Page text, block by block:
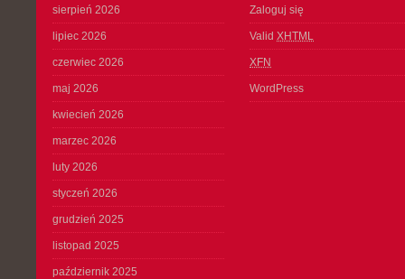
sierpień 2026
lipiec 2026
czerwiec 2026
maj 2026
kwiecień 2026
marzec 2026
luty 2026
styczeń 2026
grudzień 2025
listopad 2025
październik 2025
Zaloguj się
Valid XHTML
XFN
WordPress